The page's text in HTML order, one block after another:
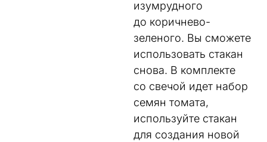
изумрудного
до коричнево-
зеленого. Вы сможете
использовать стакан
снова. В комплекте
со свечой идет набор
семян томата,
используйте стакан
для создания новой